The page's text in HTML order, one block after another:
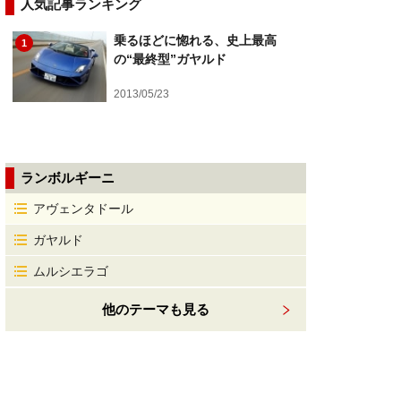
人気記事ランキング
1
乗るほどに惚れる、史上最高
の“最終型”ガヤルド
2013/05/23
ランボルギーニ
アヴェンタドール
ガヤルド
ムルシエラゴ
他のテーマも見る